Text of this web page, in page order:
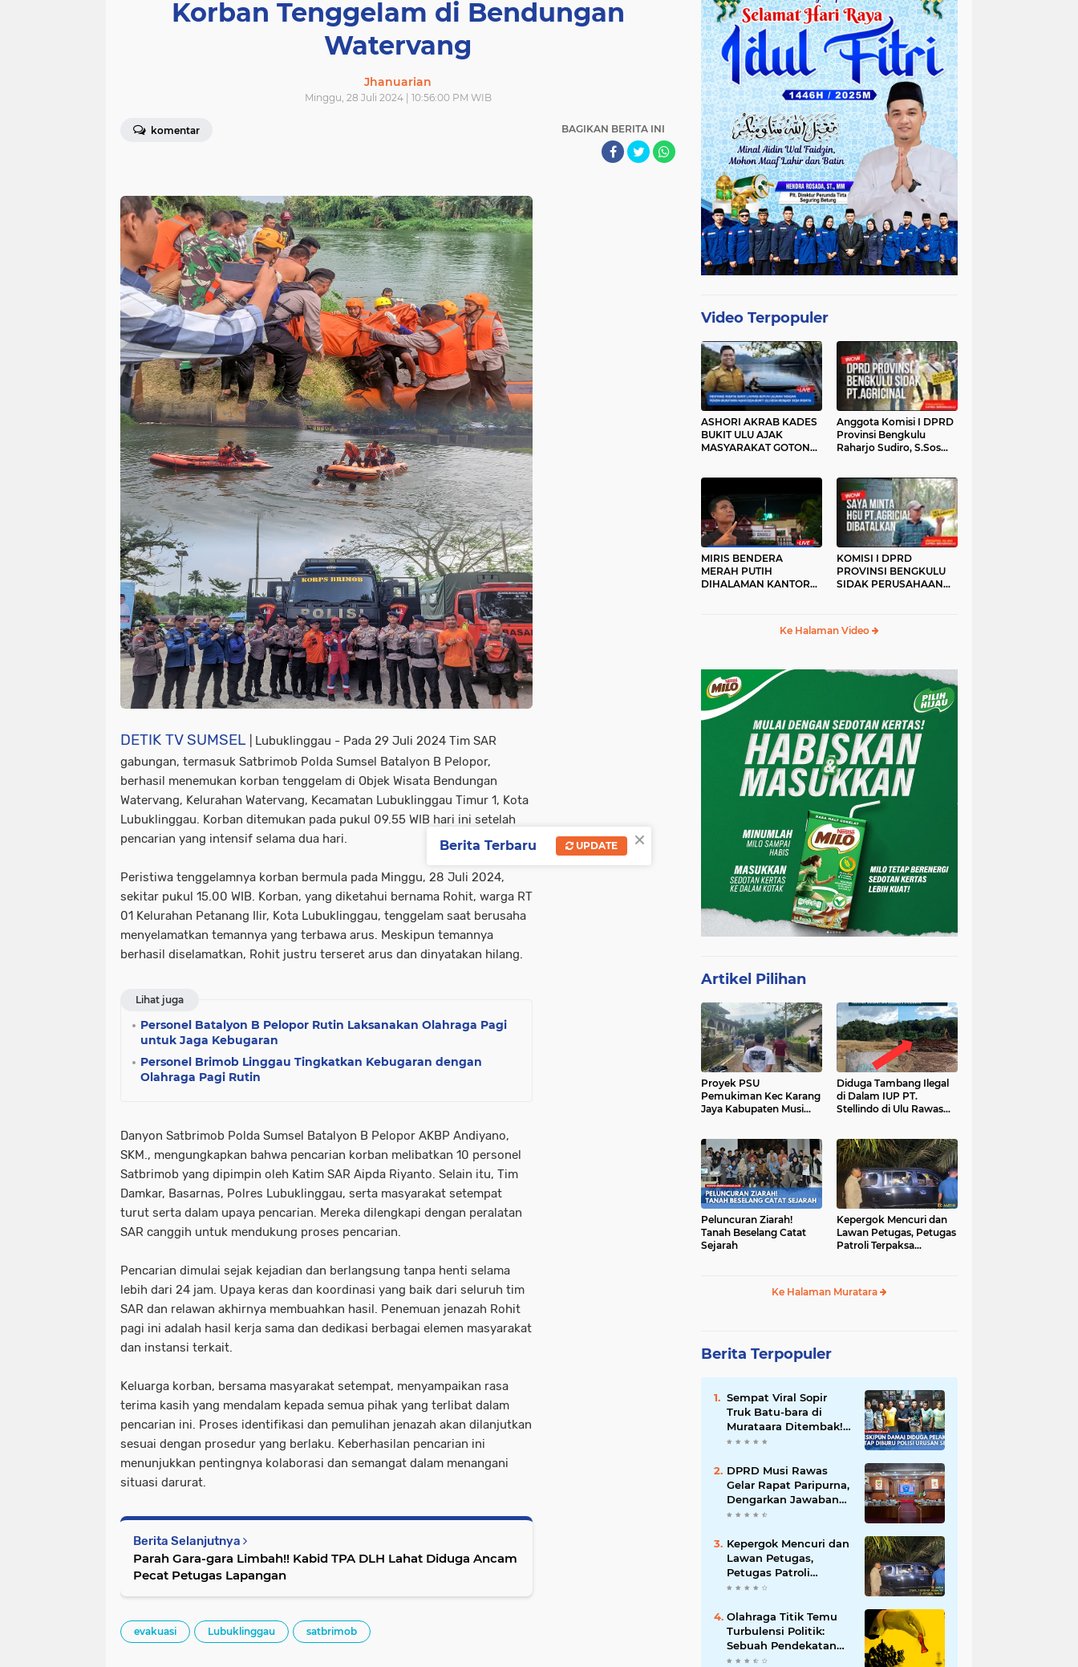
Korban Tenggelam di Bendungan
Watervang
Jhanuarian
Minggu, 28 Juli 2024 | 10:56:00 PM WIB
komentar BAGIKAN BERITA INI
DETIK TV SUMSEL | Lubuklinggau - Pada 29 Juli 2024 Tim SAR
gabungan, termasuk Satbrimob Polda Sumsel Batalyon B Pelopor,
berhasil menemukan korban tenggelam di Objek Wisata Bendungan
Watervang, Kelurahan Watervang, Kecamatan Lubuklinggau Timur 1, Kota
Lubuklinggau. Korban ditemukan pada pukul 09.55 WIB hari ini setelah
pencarian yang intensif selama dua hari.
Peristiwa tenggelamnya korban bermula pada Minggu, 28 Juli 2024,
sekitar pukul 15.00 WIB. Korban, yang diketahui bernama Rohit, warga RT
01 Kelurahan Petanang Ilir, Kota Lubuklinggau, tenggelam saat berusaha
menyelamatkan temannya yang terbawa arus. Meskipun temannya
berhasil diselamatkan, Rohit justru terseret arus dan dinyatakan hilang.
Lihat juga
Personel Batalyon B Pelopor Rutin Laksanakan Olahraga Pagi
untuk Jaga Kebugaran
Personel Brimob Linggau Tingkatkan Kebugaran dengan
Olahraga Pagi Rutin
Danyon Satbrimob Polda Sumsel Batalyon B Pelopor AKBP Andiyano,
SKM., mengungkapkan bahwa pencarian korban melibatkan 10 personel
Satbrimob yang dipimpin oleh Katim SAR Aipda Riyanto. Selain itu, Tim
Damkar, Basarnas, Polres Lubuklinggau, serta masyarakat setempat
turut serta dalam upaya pencarian. Mereka dilengkapi dengan peralatan
SAR canggih untuk mendukung proses pencarian.
Pencarian dimulai sejak kejadian dan berlangsung tanpa henti selama
lebih dari 24 jam. Upaya keras dan koordinasi yang baik dari seluruh tim
SAR dan relawan akhirnya membuahkan hasil. Penemuan jenazah Rohit
pagi ini adalah hasil kerja sama dan dedikasi berbagai elemen masyarakat
dan instansi terkait.
Keluarga korban, bersama masyarakat setempat, menyampaikan rasa
terima kasih yang mendalam kepada semua pihak yang terlibat dalam
pencarian ini. Proses identifikasi dan pemulihan jenazah akan dilanjutkan
sesuai dengan prosedur yang berlaku. Keberhasilan pencarian ini
menunjukkan pentingnya kolaborasi dan semangat dalam menangani
situasi darurat.
Berita Selanjutnya
Parah Gara-gara Limbah!! Kabid TPA DLH Lahat Diduga Ancam
Pecat Petugas Lapangan
evakuasi Lubuklinggau satbrimob
Video Terpopuler
ASHORI AKRAB KADES
BUKIT ULU AJAK
MASYARAKAT GOTONG
Anggota Komisi I DPRD
Provinsi Bengkulu
Raharjo Sudiro, S.Sos
MIRIS BENDERA
MERAH PUTIH
DIHALAMAN KANTOR
KOMISI I DPRD
PROVINSI BENGKULU
SIDAK PERUSAHAAN
Ke Halaman Video
Artikel Pilihan
Proyek PSU
Pemukiman Kec Karang
Jaya Kabupaten Musi
Diduga Tambang Ilegal
di Dalam IUP PT.
Stellindo di Ulu Rawas
Peluncuran Ziarah!
Tanah Beselang Catat
Sejarah
Kepergok Mencuri dan
Lawan Petugas, Petugas
Patroli Terpaksa
Ke Halaman Muratara
Berita Terpopuler
Sempat Viral Sopir
Truk Batu-bara di
Murataara Ditembak!
Namun Dikabarkan
DPRD Musi Rawas
Gelar Rapat Paripurna,
Dengarkan Jawaban
Eksekutif Atas 4
Kepergok Mencuri dan
Lawan Petugas,
Petugas Patroli
Terpaksa Lumpuhkan
Olahraga Titik Temu
Turbulensi Politik:
Sebuah Pendekatan
Batalnya Tuan Rumah
×
Berita Terbaru UPDATE